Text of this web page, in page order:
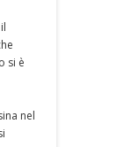
si è
nel